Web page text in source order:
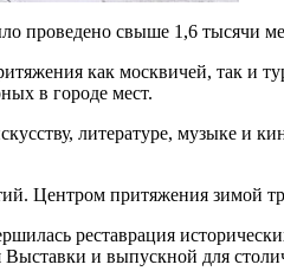
проведено свыше 1,6 тысячи
как москвичей, так
в городе мест.
литературе, музыке и
притяжения зимой
реставрация
и выпускной для